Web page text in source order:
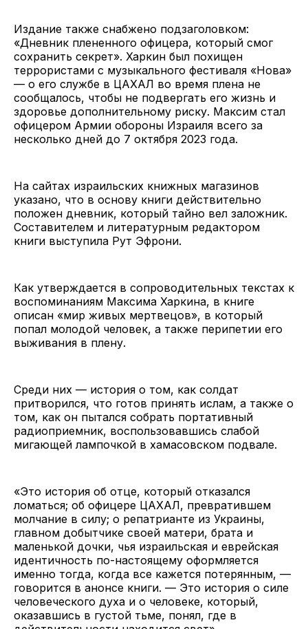
Издание также снабжено подзаголовком:
«Дневник плененного офицера, который смог
сохранить секрет». Харкин был похищен
террористами с музыкального фестиваля «Нова»
— о его службе в ЦАХАЛ во время плена не
сообщалось, чтобы не подвергать его жизнь и
здоровье дополнительному риску. Максим стал
офицером Армии обороны Израиля всего за
несколько дней до 7 октября 2023 года.
На сайтах израильских книжных магазинов
указано, что в основу книги действительно
положен дневник, который тайно вел заложник.
Составителем и литературным редактором
книги выступила Рут Эфрони.
Как утверждается в сопроводительных текстах к
воспоминаниям Максима Харкина, в книге
описан «мир живых мертвецов», в который
попал молодой человек, а также перипетии его
выживания в плену.
Среди них — история о том, как солдат
притворился, что готов принять ислам, а также о
том, как он пытался собрать портативный
радиоприемник, воспользовавшись слабой
мигающей лампочкой в хамасовском подвале.
«Это история об отце, который отказался
ломаться; об офицере ЦАХАЛ, превратившем
молчание в силу; о репатрианте из Украины,
главном добытчике своей матери, брата и
маленькой дочки, чья израильская и еврейская
идентичность по-настоящему оформляется
именно тогда, когда все кажется потерянным, —
говорится в анонсе книги. — Это история о силе
человеческого духа и о человеке, который,
оказавшись в густой тьме, понял, где в